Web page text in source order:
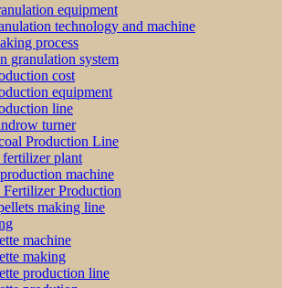
equipment
technology and machine
process
granulation system
cost
equipment
line
turner
Production Line
plant
machine
Fertilizer Production
making line
machine
making
production line